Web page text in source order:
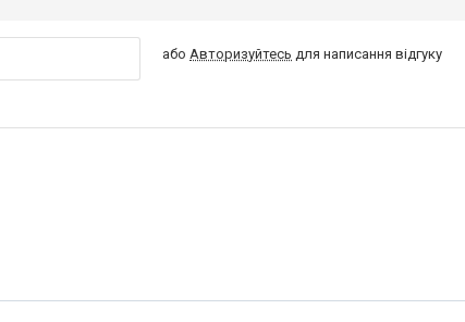
абоАвторизуйтесь для написання відгуку